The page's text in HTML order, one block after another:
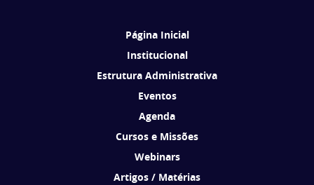
Página Inicial
Institucional
Estrutura Administrativa
Eventos
Agenda
Cursos e Missões
Webinars
Artigos / Matérias